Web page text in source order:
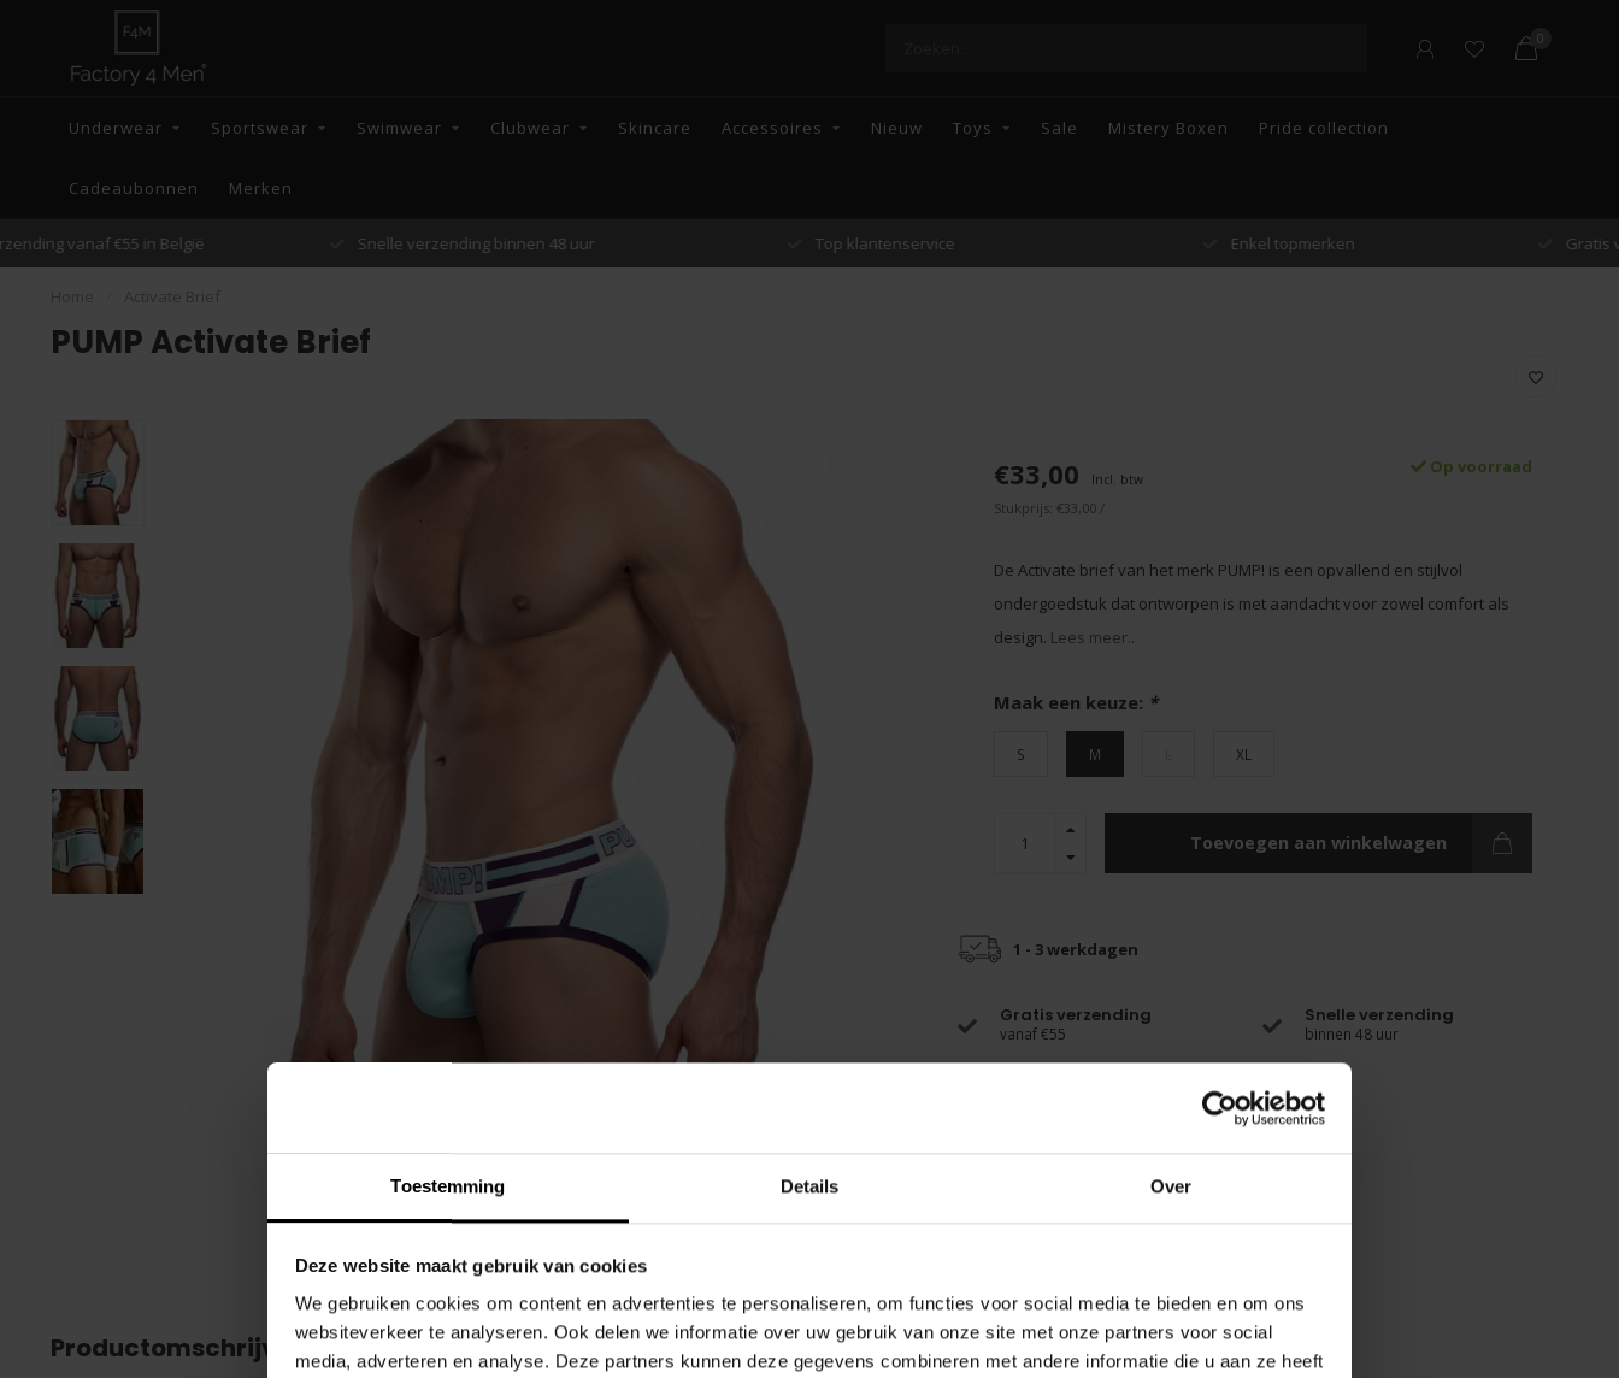
Toestemming Details Over
Deze website maakt gebruik van cookies
We gebruiken cookies om content en advertenties te personaliseren, om functies voor social media te bieden en om ons
websiteverkeer te analyseren. Ook delen we informatie over uw gebruik van onze site met onze partners voor social
media, adverteren en analyse. Deze partners kunnen deze gegevens combineren met andere informatie die u aan ze heeft
0
Underwear Sportswear Swimwear Clubwear Skincare Accessoires Nieuw Toys Sale Mistery Boxen Pride collection
Cadeaubonnen Merken
Snelle verzending binnen 48 uur Top klantenservice Gratis verzending vanaf €55 in België
PUMP Activate Brief
€33,00 Incl. btw
Op voorraad
Stukprijs: €33,00 /
De Activate brief van het merk PUMP! is een opvallend en stijlvol
ondergoedstuk dat ontworpen is met aandacht voor zowel comfort als
design. Lees meer..
Maak een keuze: *
S M XL
Toevoegen aan winkelwagen
1 - 3 werkdagen
Gratis verzending
vanaf €55
Snelle verzending
binnen 48 uur
Productomschrijving Gerelateerde producten